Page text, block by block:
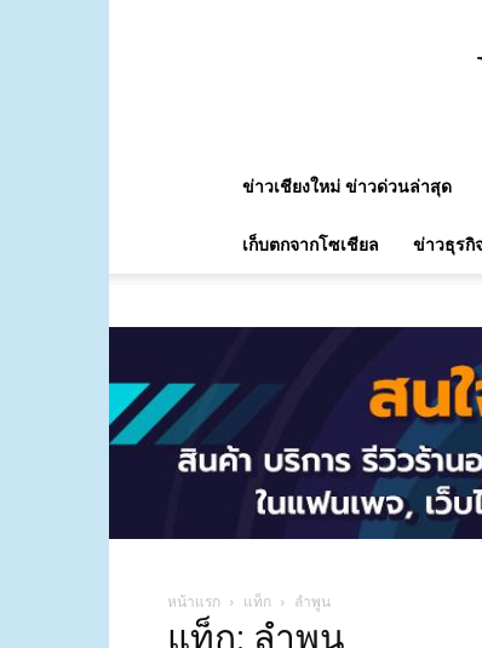
ข่าวเชียงใหม่ ข่าวด่วนล่าสุด
เก็บตกจากโซเชียล ข่าวธุรกิ
หน้าแรก แท็ก ลำพูน
แท็ก: ลำพูน